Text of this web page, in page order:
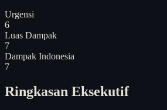
Urgensi
6
Luas Dampak
7
Dampak Indonesia
7
Ringkasan Eksekutif